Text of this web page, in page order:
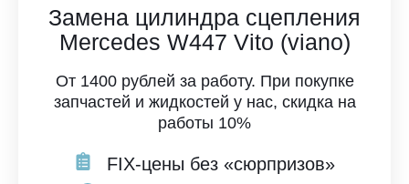
Замена цилиндра сцепления
Mercedes W447 Vito (viano)
От 1400 рублей за работу. При покупке
запчастей и жидкостей у нас, скидка на
работы 10%
FIX-цены без «сюрпризов»